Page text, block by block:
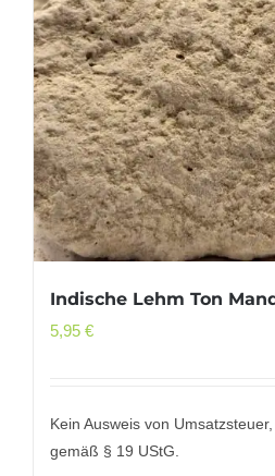
Indische Lehm Ton
5,95 €
Kein Ausweis von
gemäß § 19 UStG.